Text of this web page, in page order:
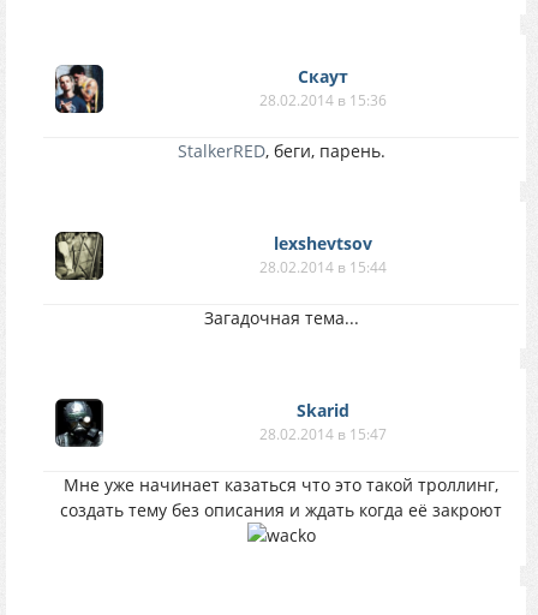
Скаут
28.02.2014 в 15:36
StalkerRED, беги, парень.
lexshevtsov
28.02.2014 в 15:44
Загадочная тема...
Skarid
28.02.2014 в 15:47
Мне уже начинает казаться что это такой троллинг,
создать тему без описания и ждать когда её закроют